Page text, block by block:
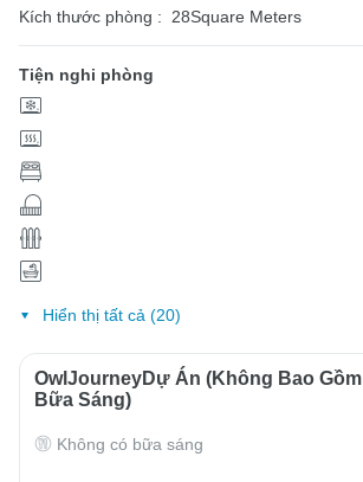
Kích thước phòng : 28Square Meters
Tiện nghi phòng
Hiển thị tất cả (20)
OwlJourneyDự Án (Không Bao Gồm
Bữa Sáng)
Không có bữa sáng